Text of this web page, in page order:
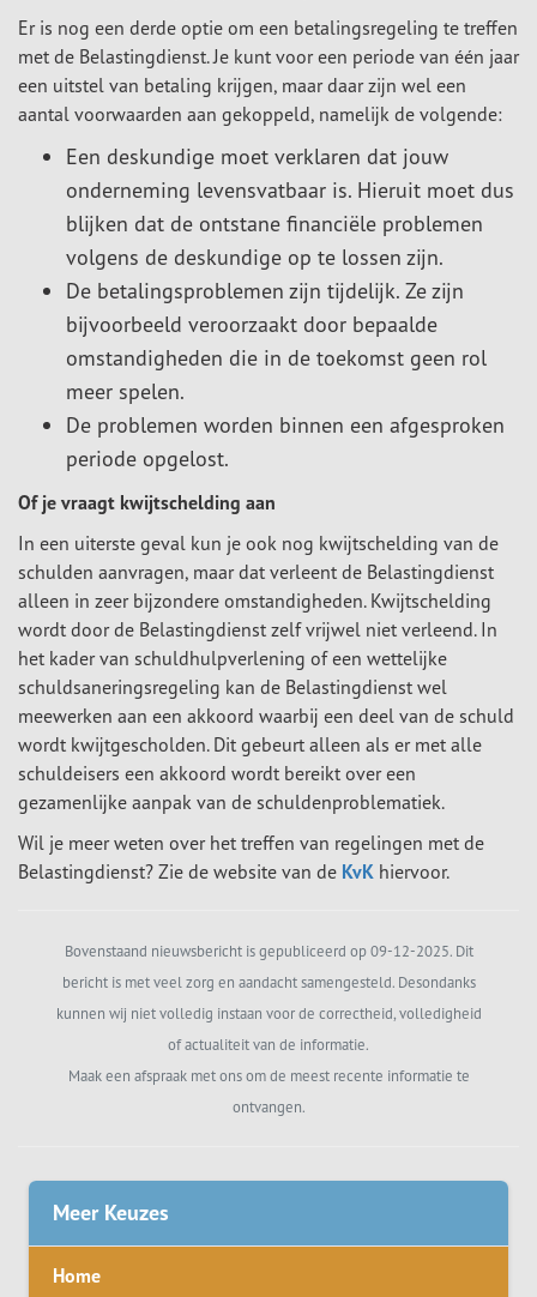
Er is nog een derde optie om een betalingsregeling te treffen
met de Belastingdienst. Je kunt voor een periode van één jaar
een uitstel van betaling krijgen, maar daar zijn wel een
aantal voorwaarden aan gekoppeld, namelijk de volgende:
Een deskundige moet verklaren dat jouw
onderneming levensvatbaar is. Hieruit moet dus
blijken dat de ontstane financiële problemen
volgens de deskundige op te lossen zijn.
De betalingsproblemen zijn tijdelijk. Ze zijn
bijvoorbeeld veroorzaakt door bepaalde
omstandigheden die in de toekomst geen rol
meer spelen.
De problemen worden binnen een afgesproken
periode opgelost.
Of je vraagt kwijtschelding aan
In een uiterste geval kun je ook nog kwijtschelding van de
schulden aanvragen, maar dat verleent de Belastingdienst
alleen in zeer bijzondere omstandigheden. Kwijtschelding
wordt door de Belastingdienst zelf vrijwel niet verleend. In
het kader van schuldhulpverlening of een wettelijke
schuldsaneringsregeling kan de Belastingdienst wel
meewerken aan een akkoord waarbij een deel van de schuld
wordt kwijtgescholden. Dit gebeurt alleen als er met alle
schuldeisers een akkoord wordt bereikt over een
gezamenlijke aanpak van de schuldenproblematiek.
Wil je meer weten over het treffen van regelingen met de
Belastingdienst? Zie de website van de KvK hiervoor.
Bovenstaand nieuwsbericht is gepubliceerd op 09-12-2025. Dit
bericht is met veel zorg en aandacht samengesteld. Desondanks
kunnen wij niet volledig instaan voor de correctheid, volledigheid
of actualiteit van de informatie.
Maak een afspraak met ons om de meest recente informatie te
ontvangen.
Meer Keuzes
Home